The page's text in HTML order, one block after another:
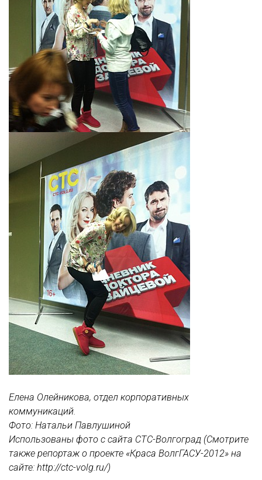
Елена Олейникова, отдел корпоративных
коммуникаций.
Фото: Натальи Павлушиной
Использованы фото с сайта СТС-Волгоград (Смотрите
также репортаж о проекте «Краса ВолгГАСУ-2012» на
сайте: http://ctc-volg.ru/)